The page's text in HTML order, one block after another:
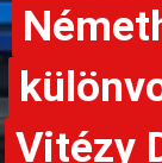
Vitézy
Vitézy